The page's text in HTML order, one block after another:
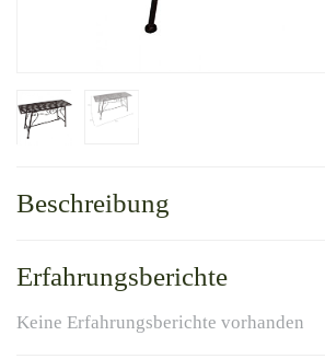
Beschreibung
Erfahrungsberichte
Keine Erfahrungsberichte vorhanden